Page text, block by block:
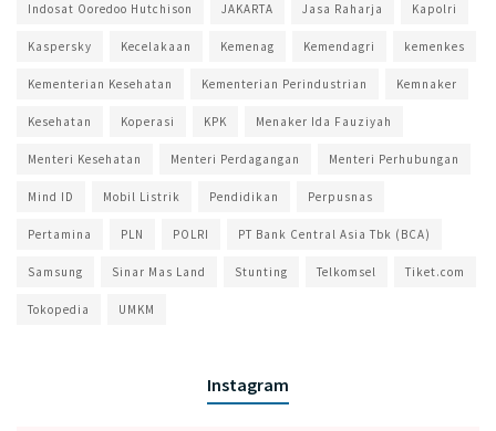
Indosat Ooredoo Hutchison JAKARTA Jasa Raharja Kapolri
Kaspersky Kecelakaan Kemenag Kemendagri kemenkes
Kementerian Kesehatan Kementerian Perindustrian Kemnaker
Kesehatan Koperasi KPK Menaker Ida Fauziyah
Menteri Kesehatan Menteri Perdagangan Menteri Perhubungan
Mind ID Mobil Listrik Pendidikan Perpusnas
Pertamina PLN POLRI PT Bank Central Asia Tbk (BCA)
Samsung Sinar Mas Land Stunting Telkomsel Tiket.com
Tokopedia UMKM
Instagram